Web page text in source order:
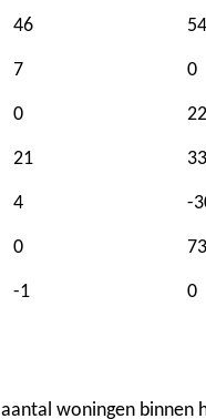
46 54
7 0
0
21 33
4 -
0
-1 0
woningen